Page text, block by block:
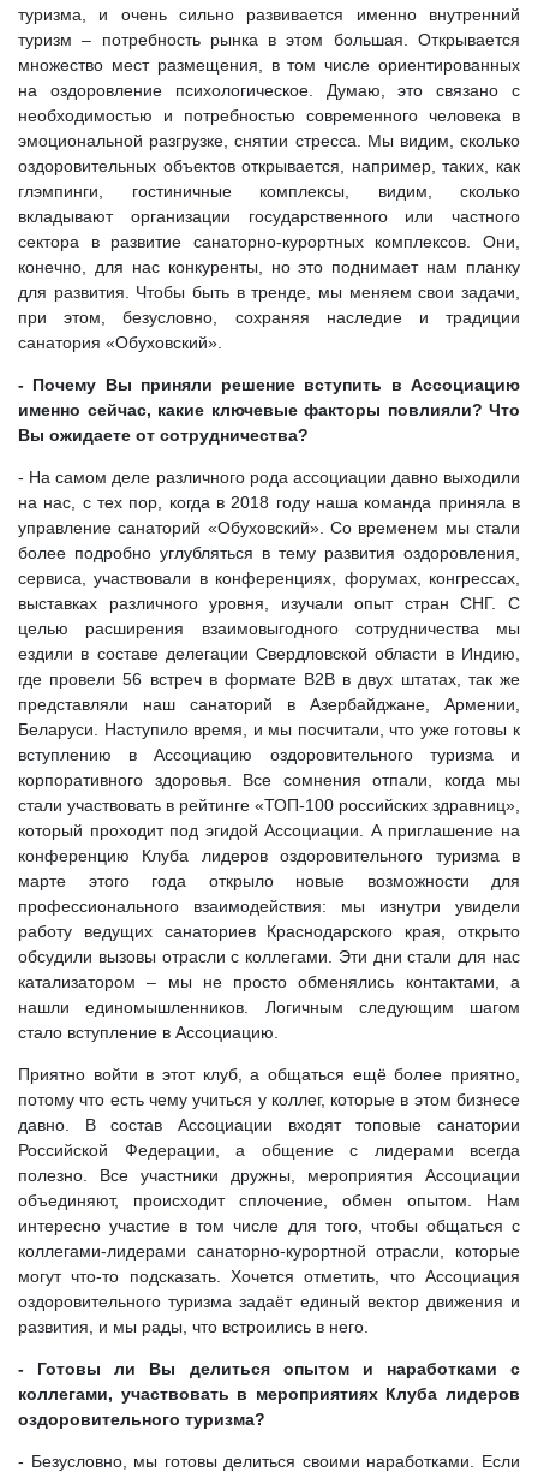
туризма, и очень сильно развивается именно внутренний
туризм – потребность рынка в этом большая. Открывается
множество мест размещения, в том числе ориентированных
на оздоровление психологическое. Думаю, это связано с
необходимостью и потребностью современного человека в
эмоциональной разгрузке, снятии стресса. Мы видим, сколько
оздоровительных объектов открывается, например, таких, как
глэмпинги, гостиничные комплексы, видим, сколько
вкладывают организации государственного или частного
сектора в развитие санаторно-курортных комплексов. Они,
конечно, для нас конкуренты, но это поднимает нам планку
для развития. Чтобы быть в тренде, мы меняем свои задачи,
при этом, безусловно, сохраняя наследие и традиции
санатория «Обуховский».
- Почему Вы приняли решение вступить в Ассоциацию
именно сейчас, какие ключевые факторы повлияли? Что
Вы ожидаете от сотрудничества?
- На самом деле различного рода ассоциации давно выходили
на нас, с тех пор, когда в 2018 году наша команда приняла в
управление санаторий «Обуховский». Со временем мы стали
более подробно углубляться в тему развития оздоровления,
сервиса, участвовали в конференциях, форумах, конгрессах,
выставках различного уровня, изучали опыт стран СНГ. С
целью расширения взаимовыгодного сотрудничества мы
ездили в составе делегации Свердловской области в Индию,
где провели 56 встреч в формате В2В в двух штатах, так же
представляли наш санаторий в Азербайджане, Армении,
Беларуси. Наступило время, и мы посчитали, что уже готовы к
вступлению в Ассоциацию оздоровительного туризма и
корпоративного здоровья. Все сомнения отпали, когда мы
стали участвовать в рейтинге «ТОП-100 российских здравниц»,
который проходит под эгидой Ассоциации. А приглашение на
конференцию Клуба лидеров оздоровительного туризма в
марте этого года открыло новые возможности для
профессионального взаимодействия: мы изнутри увидели
работу ведущих санаториев Краснодарского края, открыто
обсудили вызовы отрасли с коллегами. Эти дни стали для нас
катализатором – мы не просто обменялись контактами, а
нашли единомышленников. Логичным следующим шагом
стало вступление в Ассоциацию.
Приятно войти в этот клуб, а общаться ещё более приятно,
потому что есть чему учиться у коллег, которые в этом бизнесе
давно. В состав Ассоциации входят топовые санатории
Российской Федерации, а общение с лидерами всегда
полезно. Все участники дружны, мероприятия Ассоциации
объединяют, происходит сплочение, обмен опытом. Нам
интересно участие в том числе для того, чтобы общаться с
коллегами-лидерами санаторно-курортной отрасли, которые
могут что-то подсказать. Хочется отметить, что Ассоциация
оздоровительного туризма задаёт единый вектор движения и
развития, и мы рады, что встроились в него.
- Готовы ли Вы делиться опытом и наработками с
коллегами, участвовать в мероприятиях Клуба лидеров
оздоровительного туризма?
- Безусловно, мы готовы делиться своими наработками. Если